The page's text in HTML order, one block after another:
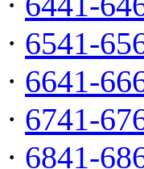
· 6541-
· 6641-
· 6741-
· 6841-